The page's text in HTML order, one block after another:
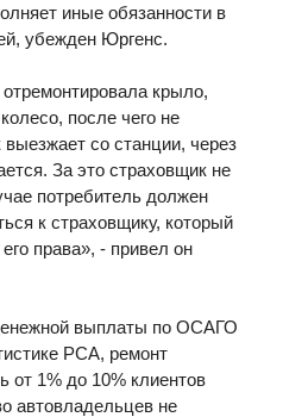
иные обязанности в
убежден Юргенс.
крыло,
после чего не
со станции, через
За это страховщик не
потребитель должен
к страховщику, который
права», - привел он
выплаты по ОСАГО
РСА, ремонт
1% до 10% клиентов
автовладельцев не